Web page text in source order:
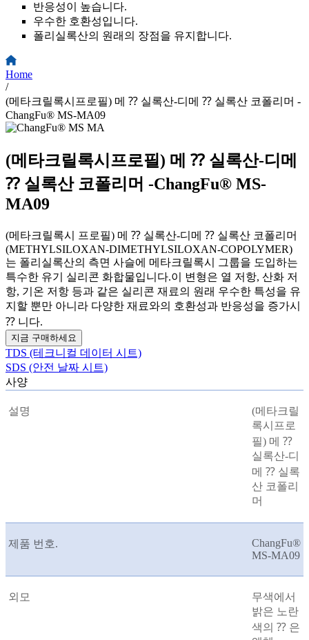
반응성이 높습니다.
우수한 호환성입니다.
폴리실록산의 원래의 장점을 유지합니다.
Home
/
(메타크릴록시프로필) 메 ⁇ 실록산-디메 ⁇ 실록산 코폴리머 -
ChangFu® MS-MA09
(메타크릴록시프로필) 메 ⁇ 실록산-디메
⁇ 실록산 코폴리머 -ChangFu® MS-
MA09
(메타크릴록시 프로필) 메 ⁇ 실록산-디메 ⁇ 실록산 코폴리머
(METHYLSILOXAN-DIMETHYLSILOXAN-COPOLYMER)
는 폴리실록산의 측면 사슬에 메타크릴록시 그룹을 도입하는
특수한 유기 실리콘 화합물입니다.이 변형은 열 저항, 산화 저
항, 기온 저항 등과 같은 실리콘 재료의 원래 우수한 특성을 유
지할 뿐만 아니라 다양한 재료와의 호환성과 반응성을 증가시
⁇ 니다.
지금 구매하세요
TDS (테크니컬 데이터 시트)
SDS (안전 날짜 시트)
사양
설명
(메타크릴
록시프로
필) 메 ⁇
실록산-디
메 ⁇ 실록
산 코폴리
머
제품 번호.
ChangFu®
MS-MA09
외모
무색에서
밝은 노란
색의 ⁇ 은